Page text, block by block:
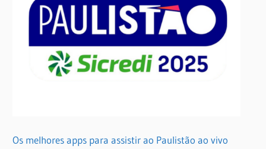
Os melhores apps para assistir ao Paulistão ao vivo